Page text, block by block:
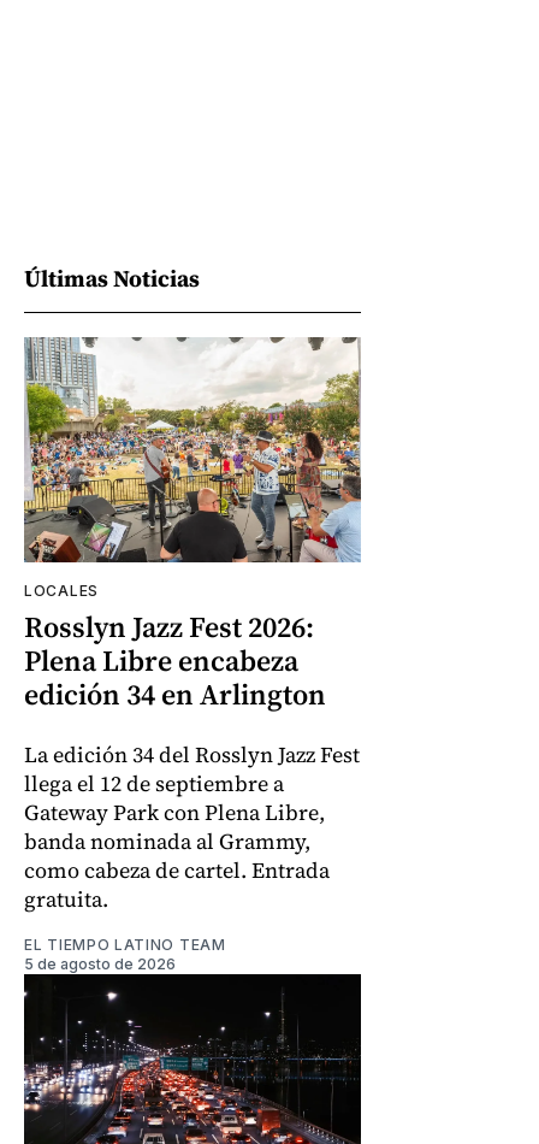
Últimas Noticias
LOCALES
Rosslyn Jazz Fest 2026:
Plena Libre encabeza
edición 34 en Arlington
La edición 34 del Rosslyn Jazz Fest
llega el 12 de septiembre a
Gateway Park con Plena Libre,
banda nominada al Grammy,
como cabeza de cartel. Entrada
gratuita.
EL TIEMPO LATINO TEAM
5 de agosto de 2026